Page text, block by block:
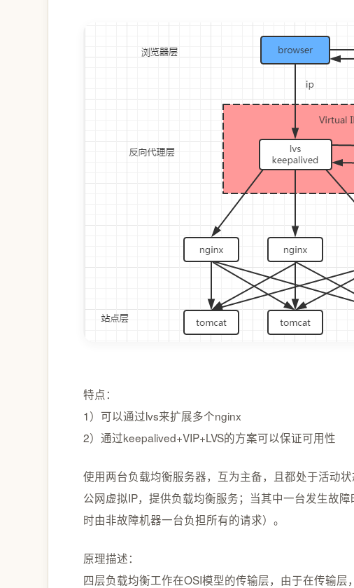
特点：
1）可以通过lvs来扩展多个nginx
2）通过keepalived+VIP+LVS的方案可以保证可用性
使用两台负载均衡服务器，互为主备，且都处于活动
公网虚拟IP，提供负载均衡服务；当其中一台发生故
时由非故障机器一台负担所有的请求）。
原理描述：
四层负载均衡工作在OSI模型的传输层，由于在传输